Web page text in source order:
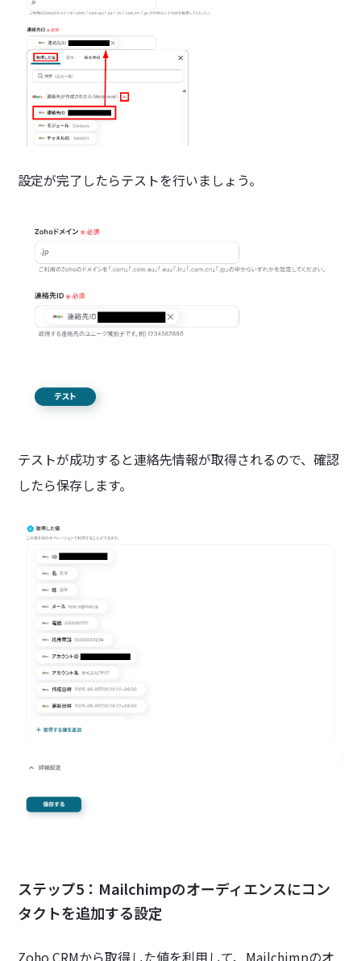
設定が完了したらテストを行いましょう。
テストが成功すると連絡先情報が取得されるので、確認
したら保存します。
ステップ5：Mailchimpのオーディエンスにコン
タクトを追加する設定
Zoho CRMから取得した値を利用して、Mailchimpのオ